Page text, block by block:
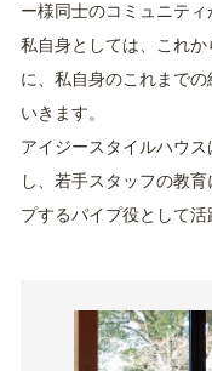
ー様同士のコミュニティ
私自身としては、これ
に、私自身のこれまで
いきます。
アイジースタイルハウ
し、若手スタッフの教
プするパイプ役として活